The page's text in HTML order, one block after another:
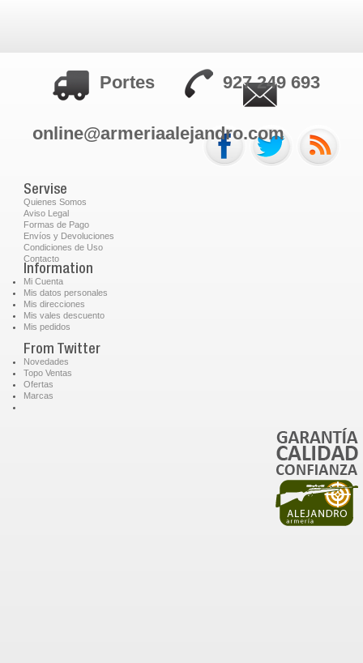
Portes 927 249 693
online@armeriaalejandro.com
Servise
Quienes Somos
Aviso Legal
Formas de Pago
Envíos y Devoluciones
Condiciones de Uso
Contacto
Information
Mi Cuenta
Mis datos personales
Mis direcciones
Mis vales descuento
Mis pedidos
From Twitter
Novedades
Topo Ventas
Ofertas
Marcas